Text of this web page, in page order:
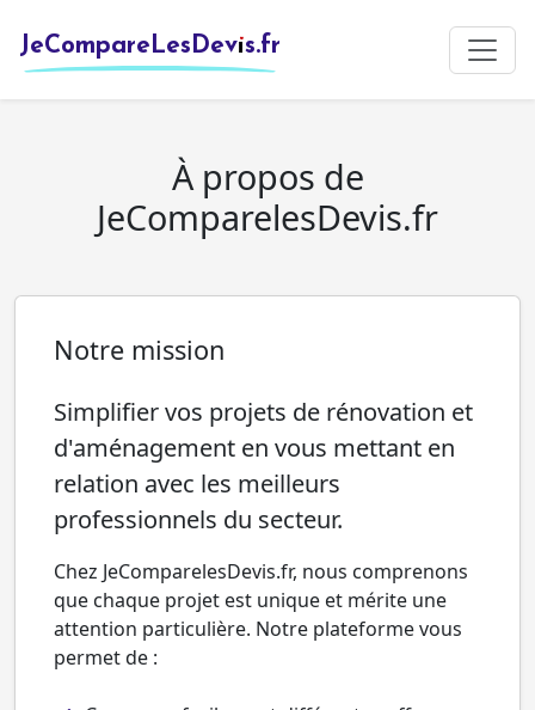
JeCompareLesDevis.fr
À propos de
JeComparelesDevis.fr
Notre mission
Simplifier vos projets de rénovation et
d'aménagement en vous mettant en
relation avec les meilleurs
professionnels du secteur.
Chez JeComparelesDevis.fr, nous comprenons
que chaque projet est unique et mérite une
attention particulière. Notre plateforme vous
permet de :